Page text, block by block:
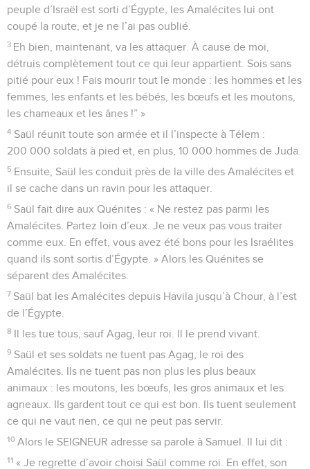
peuple d’Israël est sorti d’Égypte, les Amalécites lui ont
coupé la route, et je ne l’ai pas oublié.
3 Eh bien, maintenant, va les attaquer. À cause de moi,
détruis complètement tout ce qui leur appartient. Sois sans
pitié pour eux ! Fais mourir tout le monde : les hommes et les
femmes, les enfants et les bébés, les bœufs et les moutons,
les chameaux et les ânes !” »
4 Saül réunit toute son armée et il l’inspecte à Télem :
200 000 soldats à pied et, en plus, 10 000 hommes de Juda.
5 Ensuite, Saül les conduit près de la ville des Amalécites et
il se cache dans un ravin pour les attaquer.
6 Saül fait dire aux Quénites : « Ne restez pas parmi les
Amalécites. Partez loin d’eux. Je ne veux pas vous traiter
comme eux. En effet, vous avez été bons pour les Israélites
quand ils sont sortis d’Égypte. » Alors les Quénites se
séparent des Amalécites.
7 Saül bat les Amalécites depuis Havila jusqu’à Chour, à l’est
de l’Égypte.
8 Il les tue tous, sauf Agag, leur roi. Il le prend vivant.
9 Saül et ses soldats ne tuent pas Agag, le roi des
Amalécites. Ils ne tuent pas non plus les plus beaux
animaux : les moutons, les bœufs, les gros animaux et les
agneaux. Ils gardent tout ce qui est bon. Ils tuent seulement
ce qui ne vaut rien, ce qui ne peut pas servir.
10 Alors le SEIGNEUR adresse sa parole à Samuel. Il lui dit :
11 « Je regrette d’avoir choisi Saül comme roi. En effet, son